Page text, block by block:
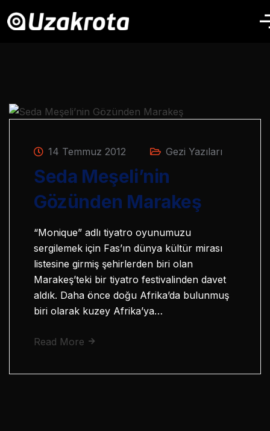
14 Temmuz 2012 Gezi Yazıları
Seda Meşeli’nin
Gözünden Marakeş
“Monique” adlı tiyatro oyunumuzu
sergilemek için Fas’ın dünya kültür mirası
listesine girmiş şehirlerden biri olan
Marakeş’teki bir tiyatro festivalinden davet
aldık. Daha önce doğu Afrika’da bulunmuş
biri olarak kuzey Afrika’ya…
Read More